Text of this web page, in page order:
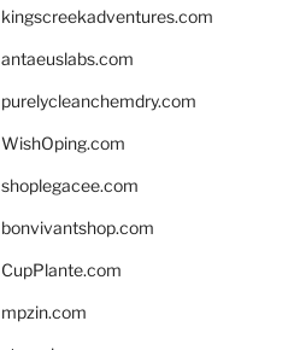
kingscreekadventures.com
antaeuslabs.com
purelycleanchemdry.com
WishOping.com
shoplegacee.com
bonvivantshop.com
CupPlante.com
mpzin.com